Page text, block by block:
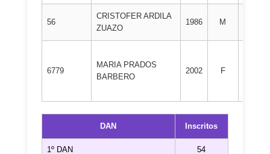
56
CRISTOFER ARDILA
ZUAZO
1986 M
6779
MARIA PRADOS
BARBERO
2002 F
DAN Inscritos
1º DAN 54